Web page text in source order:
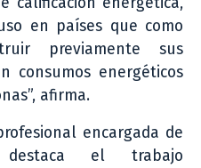
en países que como
previamente sus
consumos energéticos
afirma.
encargada de
destaca el trabajo